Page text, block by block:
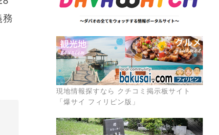
現地情報探すなら クチコミ掲示板サイト
「爆サイ フィリピン版」